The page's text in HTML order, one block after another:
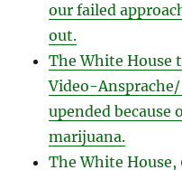
our failed
out.
The White House
Video-
upended because
marijuana.
The White